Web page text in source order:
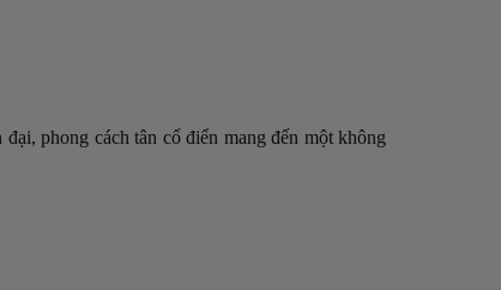
phong cách tân cổ điển mang đến một không